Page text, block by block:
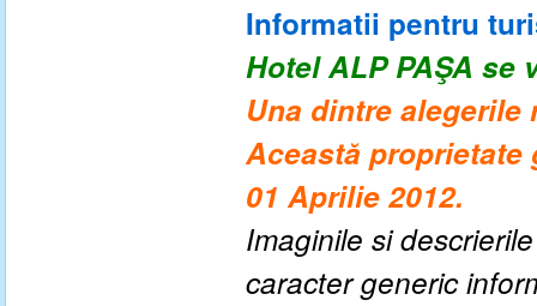
Informatii pentru
Hotel ALP PAŞA
Una dintre
Această proprietate
01 Aprilie 2012.
Imaginile si
caracter generic